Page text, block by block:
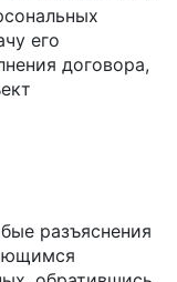
его
договора,
разъяснения